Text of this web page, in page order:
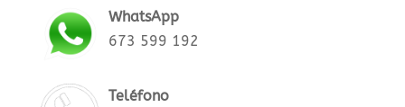
WhatsApp
673 599 192
Teléfono